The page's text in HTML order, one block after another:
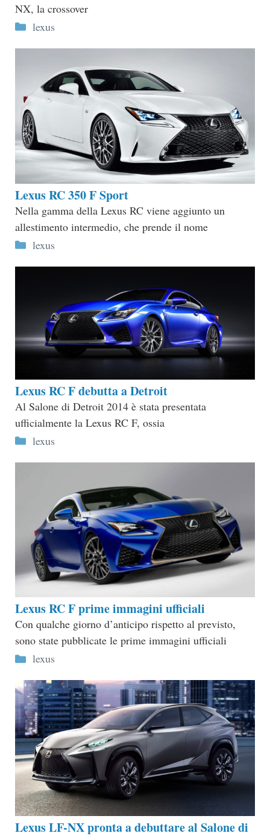
NX, la crossover
Categorie
lexus
Lexus RC 350 F Sport
Nella gamma della Lexus RC viene aggiunto un
allestimento intermedio, che prende il nome
Categorie
lexus
Lexus RC F debutta a Detroit
Al Salone di Detroit 2014 è stata presentata
ufficialmente la Lexus RC F, ossia
Categorie
lexus
Lexus RC F prime immagini ufficiali
Con qualche giorno d’anticipo rispetto al previsto,
sono state pubblicate le prime immagini ufficiali
Categorie
lexus
Lexus LF-NX pronta a debuttare al Salone di